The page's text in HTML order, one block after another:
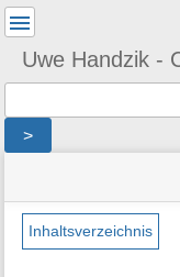
Uwe Handzik -
>
Werkzeuge
Inhaltsverzeichnis